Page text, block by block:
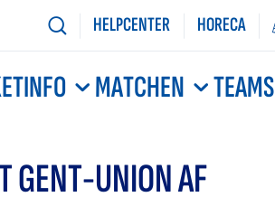
HELPCENTER HORECA
MATCHEN TEAMS
GENT-UNION AF